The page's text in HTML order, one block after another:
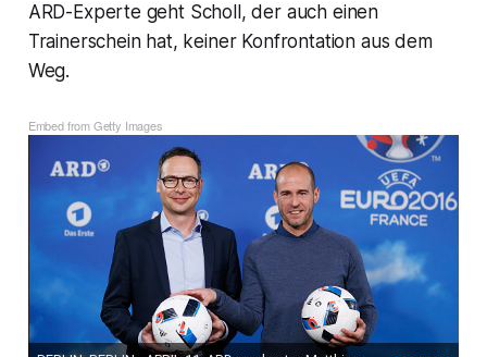
ARD-Experte geht Scholl, der auch einen
Trainerschein hat, keiner Konfrontation aus dem
Weg.
Embed from Getty Images